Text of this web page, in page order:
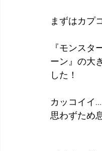
まずはカプ
『モンスタ
ーン』の大
した！
カッコイイ
思わずため